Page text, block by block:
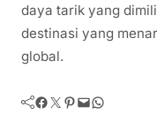
daya tarik yang
destinasi yang
global.
Facebook Twitter Pinterest Mail WhatsApp